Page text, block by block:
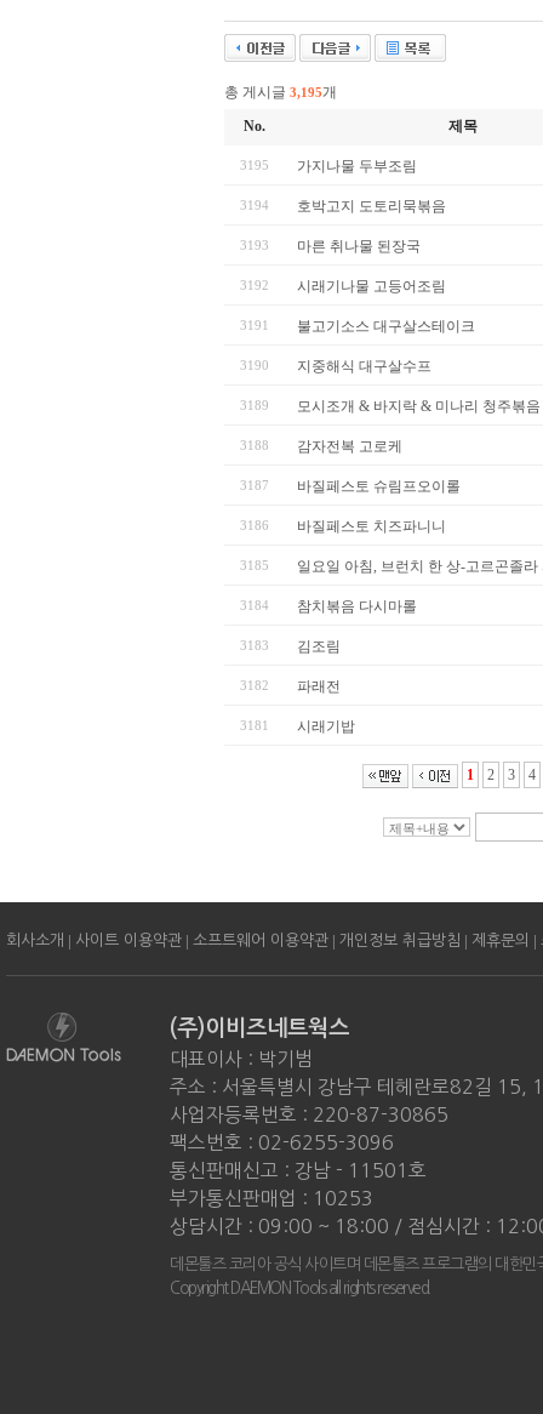
총 게시글 3,195개
No.
제목
3195 가지나물 두부조림
3194 호박고지 도토리묵볶음
3193 마른 취나물 된장국
3192 시래기나물 고등어조림
3191 불고기소스 대구살스테이크
3190 지중해식 대구살수프
3189 모시조개 & 바지락 & 미나리 청주볶음
3188 감자전복 고로케
3187 바질페스토 슈림프오이롤
3186 바질페스토 치즈파니니
3185 일요일 아침, 브런치 한 상-고르곤졸라
3184 참치볶음 다시마롤
3183 김조림
3182 파래전
3181 시래기밥
1 2 3 4
회사소개 | 사이트 이용약관 | 소프트웨어 이용약관 | 개인정보 취급방침 | 제휴문의 |
(주)이비즈네트웍스
대표이사 : 박기범
주소 : 서울특별시 강남구 테헤란로82길 15,
사업자등록번호 : 220-87-30865
팩스번호 : 02-6255-3096
통신판매신고 : 강남 - 11501호
부가통신판매업 : 10253
상담시간 : 09:00 ~ 18:00 / 점심시간 :
데몬툴즈 코리아 공식 사이트며 데몬툴즈 프로그램의 대한
Copyright DAEMON Tools all rights reserved.